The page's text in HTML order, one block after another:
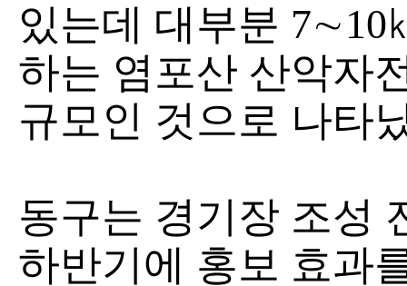
있는데 대부분 7∼10
하는 염포산 산악자
규모인 것으로 나타
동구는 경기장 조성
하반기에 홍보 효과